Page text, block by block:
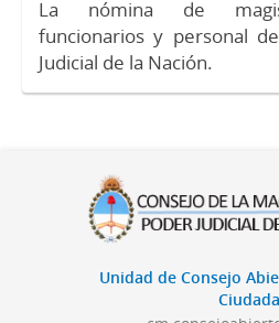
La nómina de
funcionarios y personal
Judicial de la Nación.
Unidad de Consejo